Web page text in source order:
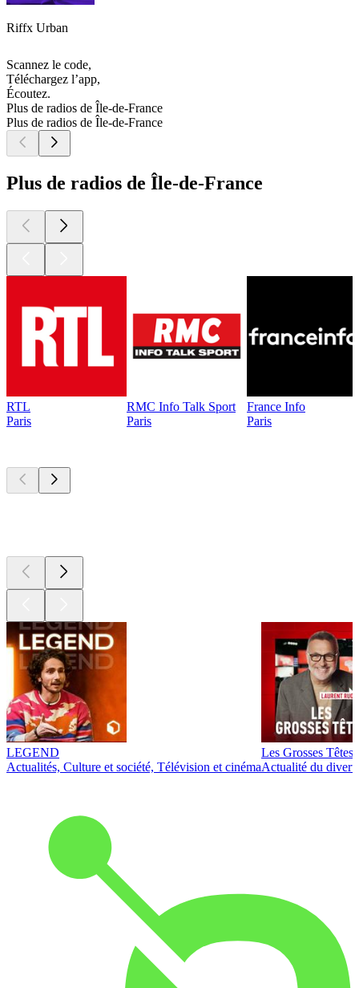
Riffx Urban
Scannez le code,
Téléchargez l’app,
Écoutez.
Plus de radios de Île-de-France
Plus de radios de Île-de-France
Plus de radios de Île-de-France
RTL
Paris
RMC Info Talk Sport
Paris
France Info
Paris
LEGEND
Actualités, Culture et société, Télévision et cinéma
Les Grosses Têtes
Actualité du